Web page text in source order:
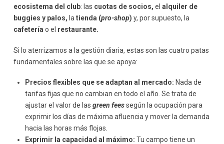
ecosistema del club: las cuotas de socios, el alquiler de
buggies y palos, latienda (pro-shop) y, por supuesto, la
cafetería o el restaurante.
Si lo aterrizamos a la gestión diaria, estas son las cuatro patas
fundamentales sobre las que se apoya:
Precios flexibles que se adaptan al mercado: Nada de
tarifas fijas que no cambian en todo el año. Se trata de
ajustar el valor de lasgreen feessegún la ocupación para
exprimir los días de máxima afluencia y mover la demanda
hacia las horas más flojas.
Exprimir la capacidad al máximo: Tu campo tiene un